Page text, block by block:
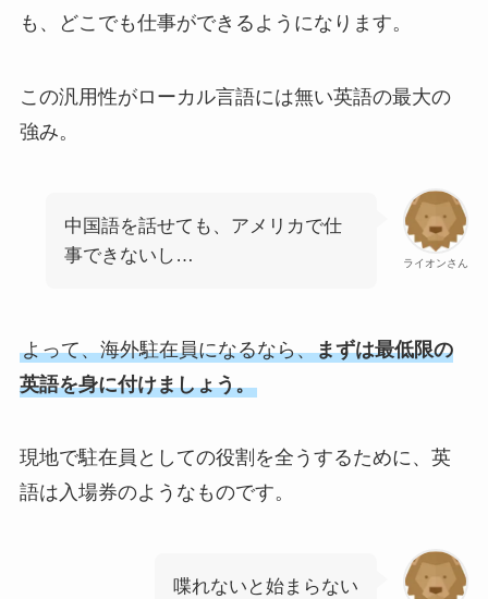
も、どこでも仕事ができるようになります。
この汎用性がローカル言語には無い英語の最大の
強み。
ライオンさん
中国語を話せても、アメリカで仕
事できないし…
よって、海外駐在員になるなら、まずは最低限の
英語を身に付けましょう。
現地で駐在員としての役割を全うするために、英
語は入場券のようなものです。
喋れないと始まらない